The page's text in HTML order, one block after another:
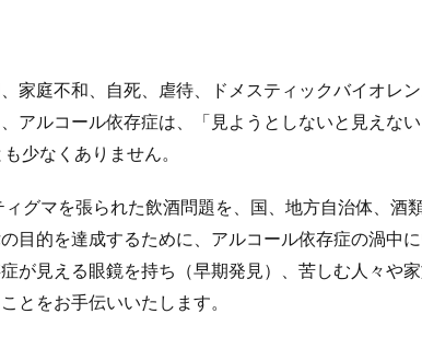
家庭不和、自死、虐待、ドメスティックバイオレ
アルコール依存症は、「見ようとしないと見えな
少なくありません。
グマを張られた飲酒問題を、国、地方自治体、酒
的を達成するために、アルコール依存症の渦中
が見える眼鏡を持ち（早期発見）、苦しむ人々や
とをお手伝いいたします。